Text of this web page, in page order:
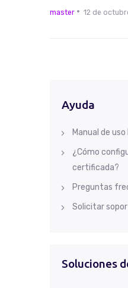
master 12 de
Ayuda
Manual de
¿Cómo
certificada?
Preguntas
Solicitar
Soluciones